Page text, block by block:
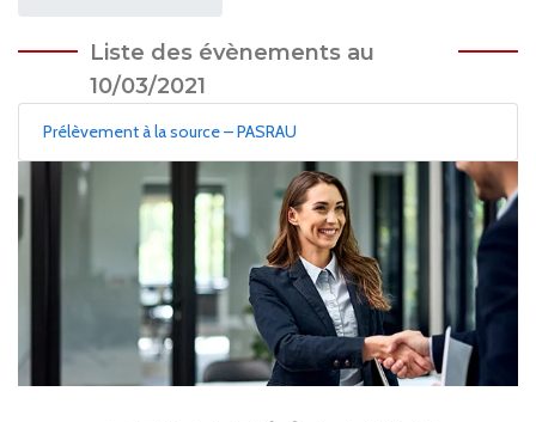
Liste des évènements au
10/03/2021
Prélèvement à la source – PASRAU